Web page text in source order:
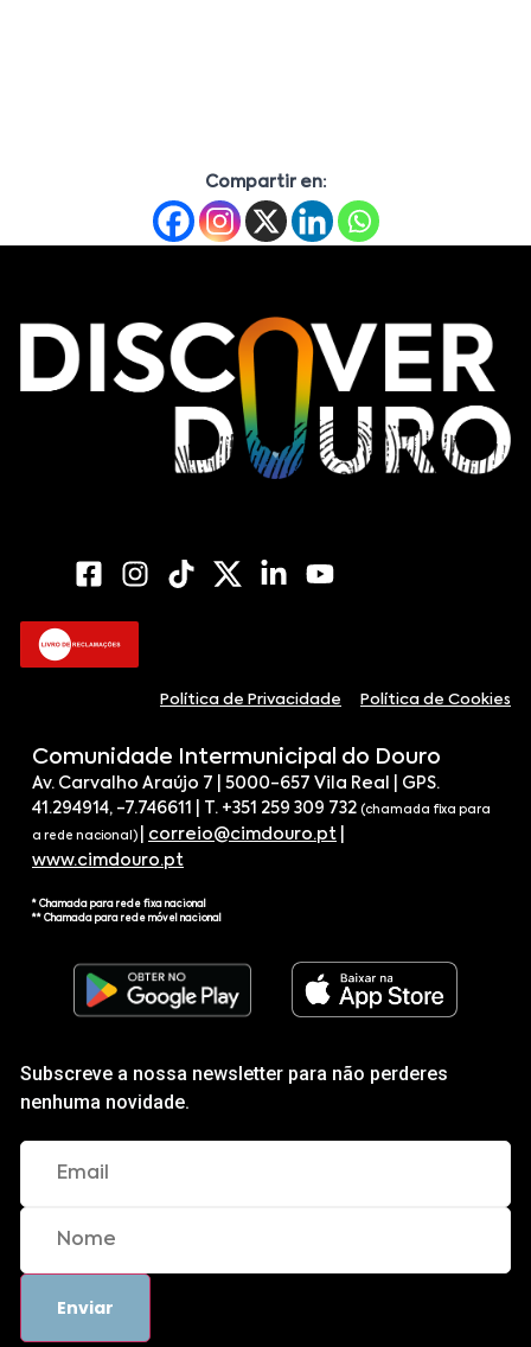
Compartir en:
Política de Privacidade Política de Cookies
Comunidade Intermunicipal do Douro
Av. Carvalho Araújo 7 | 5000-657 Vila Real | GPS.
41.294914, -7.746611 | T. +351 259 309 732 (chamada fixa para
a rede nacional) correio@cimdouro.pt
www.cimdouro.pt
* Chamada para rede fixa nacional
** Chamada para rede móvel nacional
Subscreve a nossa newsletter para não perderes
nenhuma novidade.